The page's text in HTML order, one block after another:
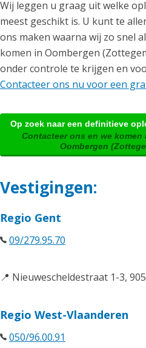
Wij leggen u graag uit welke
meest geschikt is. U kunt te
ons maken waarna wij zo snel
komen in Oombergen
onder controle te krijgen en
Contacteer ons nu voor een
Op zoek naar een definitieve
Contacteer ons en we
Oombergen
Vestigingen:
Regio Gent
09/279.95.70
📍 Nieuwescheldestraat 1-3,
Regio West-Vlaanderen
050/96.00.91